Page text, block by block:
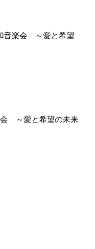
音楽会 ～愛と希望
～愛と希望の未来